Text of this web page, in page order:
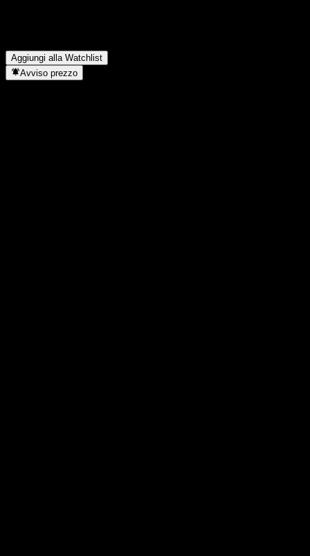
Aggiungi alla Watchlist
Avviso prezzo